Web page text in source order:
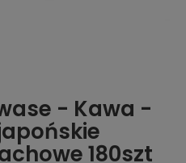
- Kawa -
180szt